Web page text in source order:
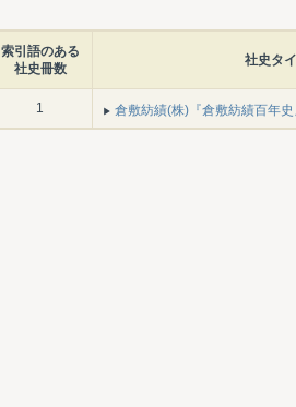
索引語のある
社史冊数
社史タ
1 倉敷紡績(株)『倉敷紡績百年